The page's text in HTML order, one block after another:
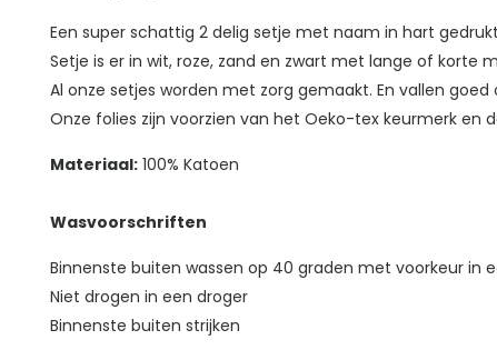
Een super schattig 2 delig setje met naam in hart
Setje is er in wit, roze, zand en zwart met lange of korte
Al onze setjes worden met zorg gemaakt. En vallen
Onze folies zijn voorzien van het Oeko-tex keurmerk en
Materiaal:100% Katoen
Wasvoorschriften
Binnenste buiten wassen op 40 graden met voorkeur in
Niet drogen in een droger
Binnenste buiten strijken